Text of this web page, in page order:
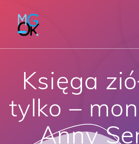
Księga
tylko –
Anny